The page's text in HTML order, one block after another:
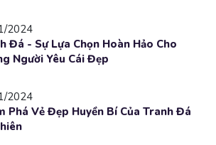
2024
Đá - Sự Lựa Chọn Hoàn Hảo Cho
Người Yêu Cái Đẹp
2024
Phá Vẻ Đẹp Huyền Bí Của Tranh Đá